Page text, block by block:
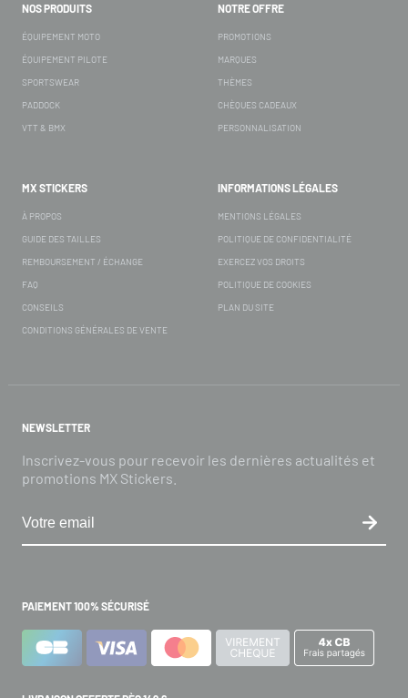
NOS PRODUITS
ÉQUIPEMENT MOTO
ÉQUIPEMENT PILOTE
SPORTSWEAR
PADDOCK
VTT & BMX
NOTRE OFFRE
PROMOTIONS
MARQUES
THÈMES
CHÈQUES CADEAUX
PERSONNALISATION
MX STICKERS
À PROPOS
GUIDE DES TAILLES
REMBOURSEMENT / ÉCHANGE
FAQ
CONSEILS
CONDITIONS GÉNÉRALES DE VENTE
INFORMATIONS LÉGALES
MENTIONS LÉGALES
POLITIQUE DE CONFIDENTIALITÉ
EXERCEZ VOS DROITS
POLITIQUE DE COOKIES
PLAN DU SITE
NEWSLETTER
Inscrivez-vous pour recevoir les dernières actualités et
promotions MX Stickers.
PAIEMENT 100% SÉCURISÉ